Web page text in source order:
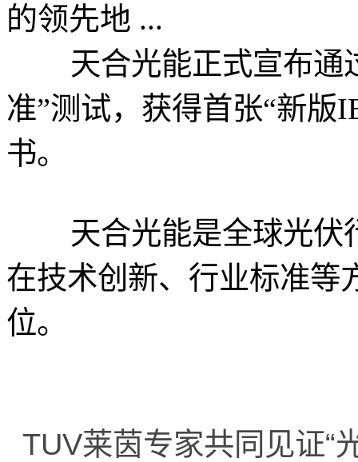
的领先地 ...
天合光能正式宣布通
准”测试，获得首张“新版
书。
天合光能是全球光伏
在技术创新、行业标准等
位。
TUV莱茵专家共同见证“